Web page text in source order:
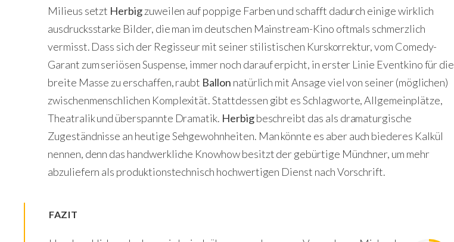
Milieus setzt Herbigzuweilen auf poppige Farben und schafft dadurch einige wirklich
ausdrucksstarke Bilder, die man im deutschen Mainstream-Kino oftmals schmerzlich
vermisst. Dass sich der Regisseur mit seiner stilistischen Kurskorrektur, vom Comedy-
Garant zum seriösen Suspense, immer noch darauf erpicht, in erster Linie Eventkino für die
breite Masse zu erschaffen, raubt Ballon natürlich mit Ansage viel von seiner (möglichen)
zwischenmenschlichen Komplexität. Stattdessen gibt es Schlagworte, Allgemeinplätze,
Theatralik und überspannte Dramatik. Herbigbeschreibt das als dramaturgische
Zugeständnisse an heutige Sehgewohnheiten. Man könnte es aber auch biederes Kalkül
nennen, denn das handwerkliche Knowhow besitzt der gebürtige Münchner, um mehr
abzuliefern als produktionstechnisch hochwertigen Dienst nach Vorschrift.
FAZIT